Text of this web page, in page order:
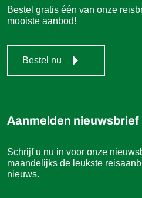
Bestel gratis één van onze
mooiste aanbod!
Bestel nu
Aanmelden nieuwsbrief
Schrijf u nu in voor onze
maandelijks de leukste
nieuws.